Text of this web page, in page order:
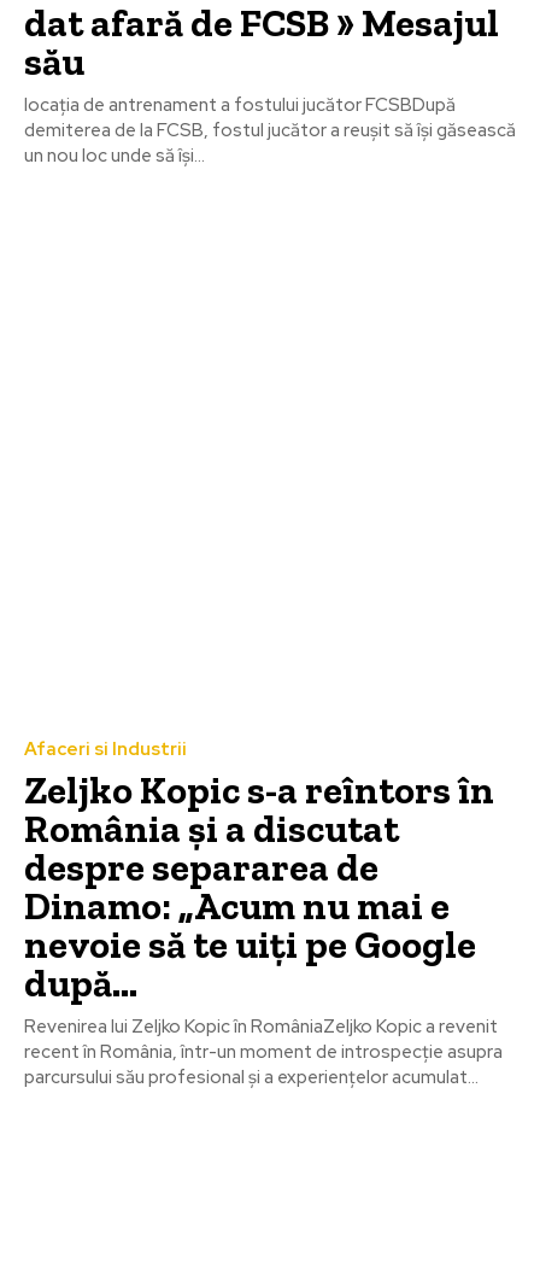
dat afară de FCSB » Mesajul
său
locația de antrenament a fostului jucător FCSBDupă
demiterea de la FCSB, fostul jucător a reușit să își găsească
un nou loc unde să își...
Afaceri si Industrii
Zeljko Kopic s-a reîntors în
România și a discutat
despre separarea de
Dinamo: „Acum nu mai e
nevoie să te uiți pe Google
după...
Revenirea lui Zeljko Kopic în RomâniaZeljko Kopic a revenit
recent în România, într-un moment de introspecție asupra
parcursului său profesional și a experiențelor acumulat...